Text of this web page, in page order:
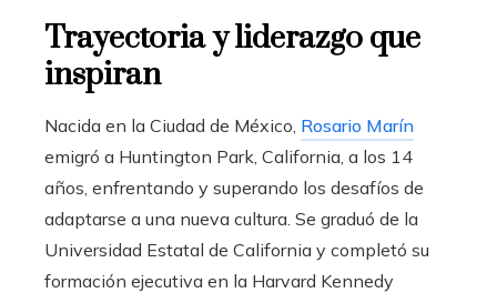
Trayectoria y liderazgo que
inspiran
Nacida en la Ciudad de México, Rosario Marín
emigró a Huntington Park, California, a los 14
años, enfrentando y superando los desafíos de
adaptarse a una nueva cultura. Se graduó de la
Universidad Estatal de California y completó su
formación ejecutiva en la Harvard Kennedy